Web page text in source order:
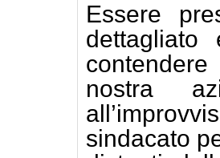
Essere
nostra
sindacato